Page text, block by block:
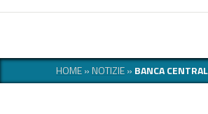
HOME»NOTIZIE» BANCA